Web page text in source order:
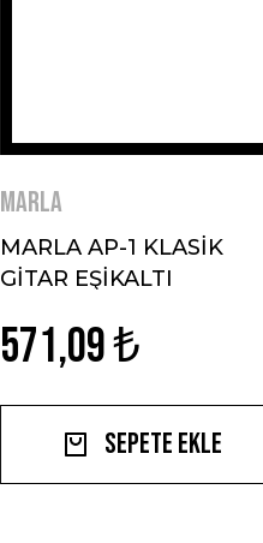
MARLA
MARLA AP-1 KLASİK
GİTAR EŞİKALTI
571,09 ₺
Sepete Ekle